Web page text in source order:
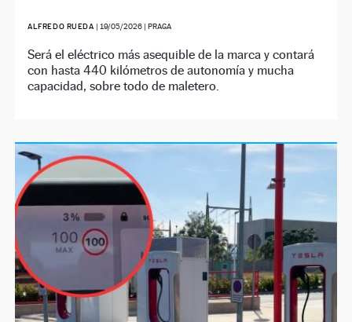
ALFREDO RUEDA | 19/05/2026| PRAGA
Será el eléctrico más asequible de la marca y contará
con hasta 440 kilómetros de autonomía y mucha
capacidad, sobre todo de maletero.